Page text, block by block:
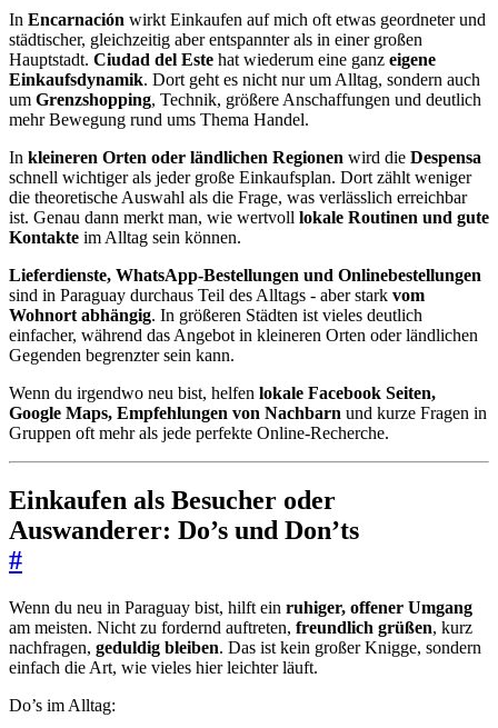
In Encarnación wirkt Einkaufen auf mich oft etwas geordneter und
städtischer, gleichzeitig aber entspannter als in einer großen
Hauptstadt. Ciudad del Este hat wiederum eine ganz eigene
Einkaufsdynamik. Dort geht es nicht nur um Alltag, sondern auch
um Grenzshopping, Technik, größere Anschaffungen und deutlich
mehr Bewegung rund ums Thema Handel.
In kleineren Orten oder ländlichen Regionen wird die Despensa
schnell wichtiger als jeder große Einkaufsplan. Dort zählt weniger
die theoretische Auswahl als die Frage, was verlässlich erreichbar
ist. Genau dann merkt man, wie wertvoll lokale Routinen und gute
Kontakte im Alltag sein können.
Lieferdienste, WhatsApp-Bestellungen und Onlinebestellungen
sind in Paraguay durchaus Teil des Alltags - aber stark vom
Wohnort abhängig. In größeren Städten ist vieles deutlich
einfacher, während das Angebot in kleineren Orten oder ländlichen
Gegenden begrenzter sein kann.
Wenn du irgendwo neu bist, helfen lokale Facebook Seiten,
Google Maps, Empfehlungen von Nachbarn und kurze Fragen in
Gruppen oft mehr als jede perfekte Online-Recherche.
Einkaufen als Besucher oder
Auswanderer: Do’s und Don’ts
#
Wenn du neu in Paraguay bist, hilft ein ruhiger, offener Umgang
am meisten. Nicht zu fordernd auftreten, freundlich grüßen, kurz
nachfragen, geduldig bleiben. Das ist kein großer Knigge, sondern
einfach die Art, wie vieles hier leichter läuft.
Do’s im Alltag: